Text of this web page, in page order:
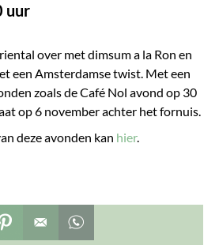
uur
over met dimsum a la Ron en
een Amsterdamse twist. Met een
zoals de Café Nol avond op 30
op 6 november achter het fornuis.
deze avonden kan hier.
aan favorieten
facebook
dit op twitter
Deel dit op pinterest